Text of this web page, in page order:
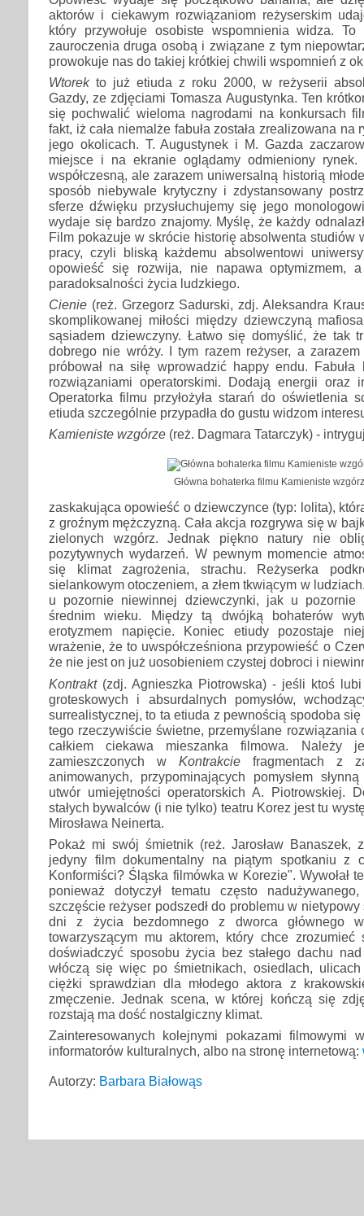
aktorów i ciekawym rozwiązaniom reżyserskim
który przywołuje osobiste wspomnienia widza. To
zauroczenia druga osobą i związane z tym
prowokuje nas do takiej krótkiej chwili wspomnień z
Wtorek to już etiuda z roku 2000, w reżyserii
Gazdy, ze zdjęciami Tomasza Augustynka. Ten
się pochwalić wieloma nagrodami na konkursach
fakt, iż cała niemalże fabuła została zrealizowana
jego okolicach. T. Augustynek i M. Gazda
miejsce i na ekranie oglądamy odmieniony rynek.
współczesną, ale zarazem uniwersalną historią
sposób niebywale krytyczny i zdystansowany
sferze dźwięku przysłuchujemy się jego
wydaje się bardzo znajomy. Myślę, że każdy
Film pokazuje w skrócie historię absolwenta studiów
pracy, czyli bliską każdemu absolwentowi
opowieść się rozwija, nie napawa optymizmem,
paradoksalności życia ludzkiego.
Cienie (reż. Grzegorz Sadurski, zdj. Aleksandra
skomplikowanej miłości między dziewczyną
sąsiadem dziewczyny. Łatwo się domyślić, że tak
dobrego nie wróży. I tym razem reżyser, a
próbował na siłę wprowadzić happy endu.
rozwiązaniami operatorskimi. Dodają energii oraz
Operatorka filmu przyłożyła starań do oświetlenia
etiuda szczególnie przypadła do gustu widzom
Kamieniste wzgórze (reż. Dagmara Tatarczyk) -
Główna bohaterka filmu Kamieniste
zaskakująca opowieść o dziewczynce (typ: lolita),
z groźnym mężczyzną. Cała akcja rozgrywa się w
zielonych wzgórz. Jednak piękno natury nie
pozytywnych wydarzeń. W pewnym momencie
się klimat zagrożenia, strachu. Reżyserka
sielankowym otoczeniem, a złem tkwiącym w
u pozornie niewinnej dziewczynki, jak u pozornie
średnim wieku. Między tą dwójką bohaterów
erotyzmem napięcie. Koniec etiudy pozostaje
wrażenie, że to uwspółcześniona przypowieść o
że nie jest on już uosobieniem czystej dobroci i
Kontrakt(zdj. Agnieszka Piotrowska) - jeśli ktoś lubi
groteskowych i absurdalnych pomysłów,
surrealistycznej, to ta etiuda z pewnością spodoba
tego rzeczywiście świetne, przemyślane rozwiązania
całkiem ciekawa mieszanka filmowa. Należy
zamieszczonych w Kontrakcie fragmentach z
animowanych, przypominających pomysłem
utwór umiejętności operatorskich A. Piotrowskiej.
stałych bywalców (i nie tylko) teatru Korez jest tu
Mirosława Neinerta.
Pokaż mi swój śmietnik (reż. Jarosław Banaszek,
jedyny film dokumentalny na piątym spotkaniu z
Konformiści? Śląska filmówka w Korezie". Wywołał
ponieważ dotyczył tematu często
szczęście reżyser podszedł do problemu w
dni z życia bezdomnego z dworca głównego
towarzyszącym mu aktorem, który chce zrozumieć
doświadczyć sposobu życia bez stałego dachu
włóczą się więc po śmietnikach, osiedlach,
ciężki sprawdzian dla młodego aktora z
zmęczenie. Jednak scena, w której kończą się
rozstają ma dość nostalgiczny klimat.
Zainteresowanych kolejnymi pokazami filmowymi
informatorów kulturalnych, albo na stronę internetową:
Autorzy: Barbara Białowąs